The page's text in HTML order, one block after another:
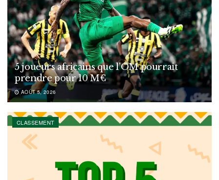
5 joueurs africains que l’OM pourrait
prendre pour 10 M€
AOÛT 5, 2026
CLASSEMENT